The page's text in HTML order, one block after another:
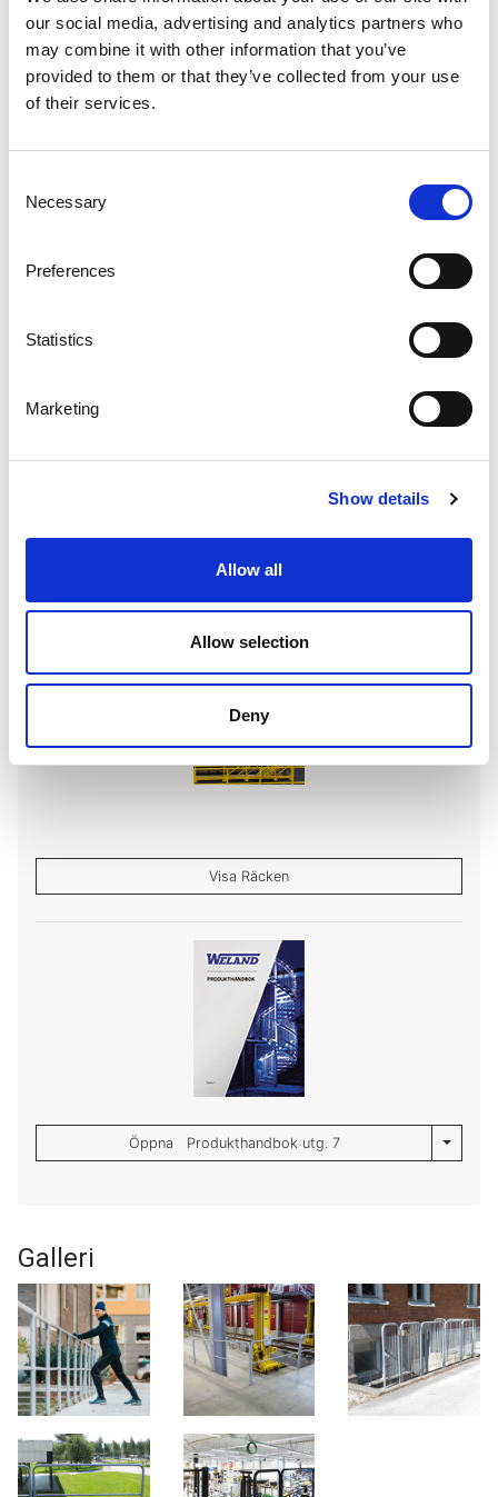
our social media, advertising and analytics partners who
may combine it with other information that you’ve
provided to them or that they’ve collected from your use
of their services.
Selection
Necessary
Preferences
Statistics
Marketing
Show details
Allow all
Allow selection
Deny
Lagerförd
Grindpaket
Våra universalräcken är som standard varmförzinkade. I vår
påfrestningar. Metoden ger ett mycket starkt skydd mot
ytbehandling
Dokumentation
Visa Räcken
Öppna Produkthandbok utg. 7 Toggle
Galleri